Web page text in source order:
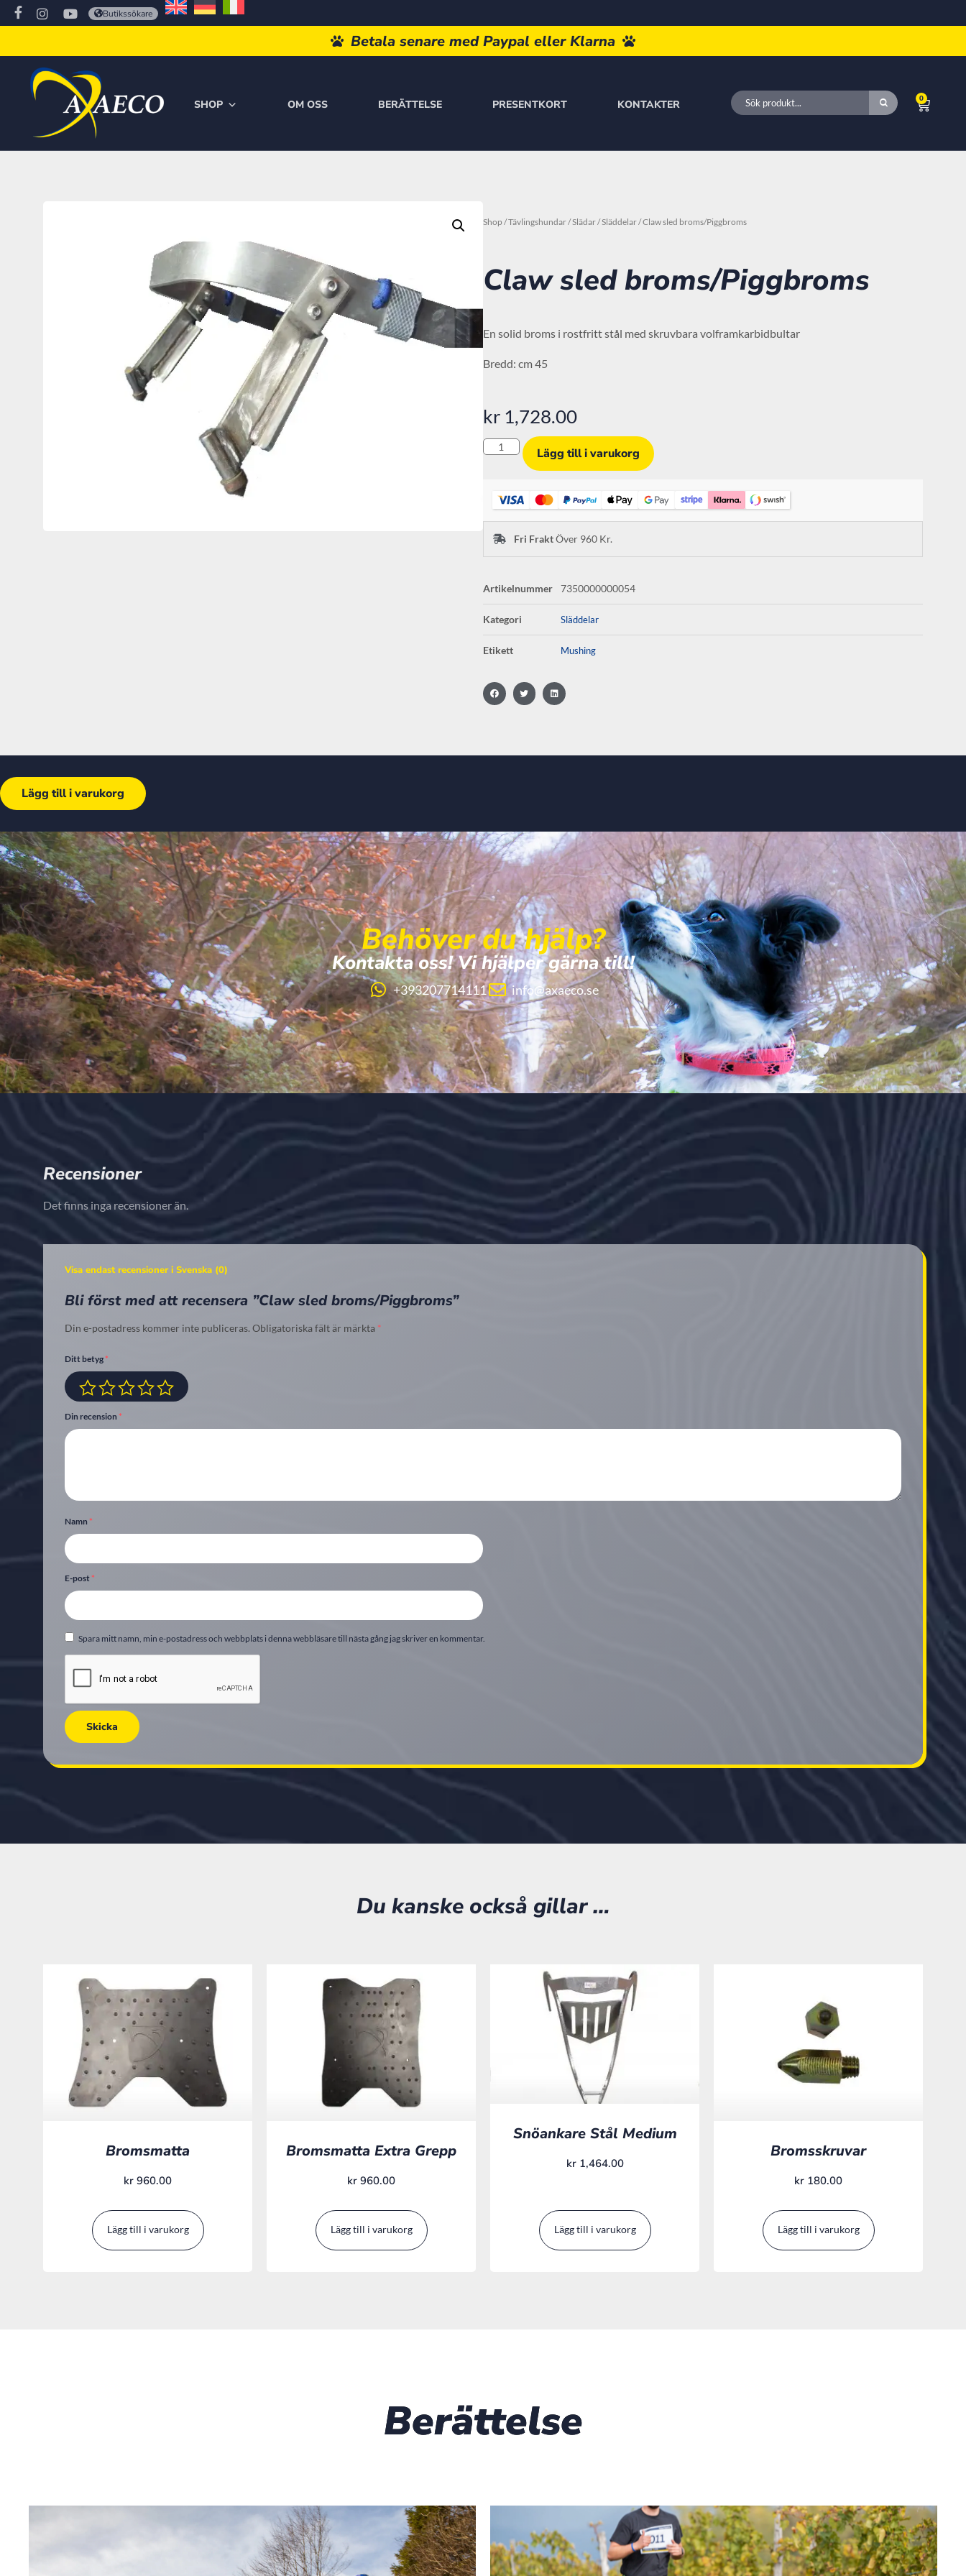
Butikssökare
Fri Frakt Över 960 Kr.
Betala senare med Paypal eller Klarna
SHOP OM OSS BERÄTTELSE PRESENTKORT KONTAKTER 0
Shop /Tävlingshundar/Slädar/Släddelar/ Claw sled broms/Piggbroms
Claw sled broms/Piggbroms
En solid broms i rostfritt stål med skruvbara volframkarbidbultar
Bredd: cm 45
kr 1,728.00
Lägg till i varukorg
Fri FraktÖver 960 Kr.
Artikelnummer 7350000000054
Kategori Släddelar
Etikett Mushing
Lägg till i varukorg
Behöver du hjälp?
Kontakta oss! Vi hjälper gärna till!
+393207714111 info@axaeco.se
Recensioner
Det finns inga recensioner än.
Visa endast recensioner i Svenska (0)
Bli först med att recensera ”Claw sled broms/Piggbroms”
Din e-postadress kommer inte publiceras. Obligatoriska fält är märkta *
Ditt betyg *
Din recension *
Namn *
E-post *
Spara mitt namn, min e-postadress och webbplats i denna webbläsare till nästa gång jag skriver en kommentar.
Du kanske också gillar …
Bromsmatta
kr 960.00
Lägg till i varukorg
Bromsmatta Extra Grepp
kr 960.00
Lägg till i varukorg
Snöankare Stål Medium
kr1,464.00
Lägg till i varukorg
Bromsskruvar
kr 180.00
Lägg till i varukorg
Berättelse